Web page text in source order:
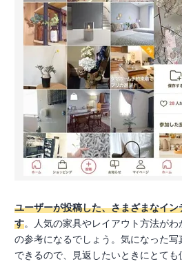
ユーザーが投稿した、さまざまなイ
す。人気の家具やレイアウト方法が
の参考になるでしょう。気になった
できるので、見返したいときにとても